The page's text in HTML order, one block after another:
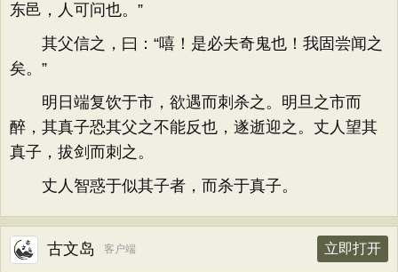
东邑，人可问也。”
其父信之，曰：“嘻！是必夫奇鬼也！我固尝闻之
矣。”
明日端复饮于市，欲遇而刺杀之。明旦之市而
醉，其真子恐其父之不能反也，遂逝迎之。丈人望其
真子，拔剑而刺之。
丈人智惑于似其子者，而杀于真子。
古文岛 客户端 立即打开